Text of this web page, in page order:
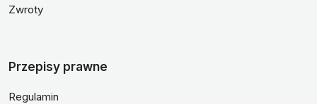
Zwroty
Przepisy prawne
Regulamin